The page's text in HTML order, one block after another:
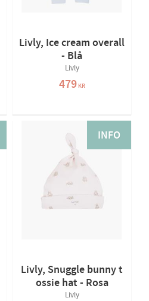
Livly, Ice cream overall
- Blå
Livly
479KR
Livly, Snuggle bunny t
ossie hat - Rosa
Livly
INFO